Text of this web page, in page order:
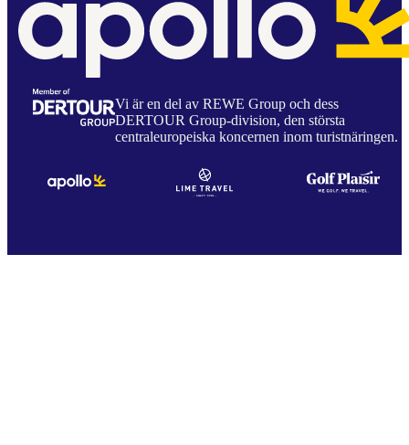
Vi är en del av REWE Group och dess
DERTOUR Group-division, den största
centraleuropeiska koncernen inom turistnäringen.